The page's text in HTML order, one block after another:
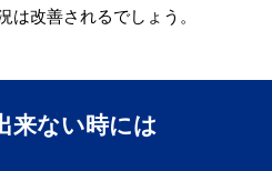
は改善されるでしょう。
来ない時には